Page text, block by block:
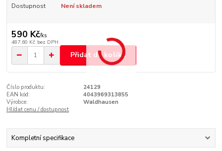
Dostupnost Není skladem
590 Kč/ks
487,60 Kč bez DPH
Přidat do košíku
Číslo produktu:
24129
EAN kód:
4043969313855
Výrobce:
Waldhausen
Hlídat cenu / dostupnost
Kompletní specifikace